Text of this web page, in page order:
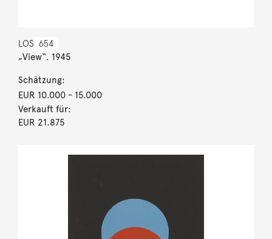
LOS 654
„View“. 1945
Schätzung:
EUR 10.000- 15.000
Verkauft für:
EUR 21.875